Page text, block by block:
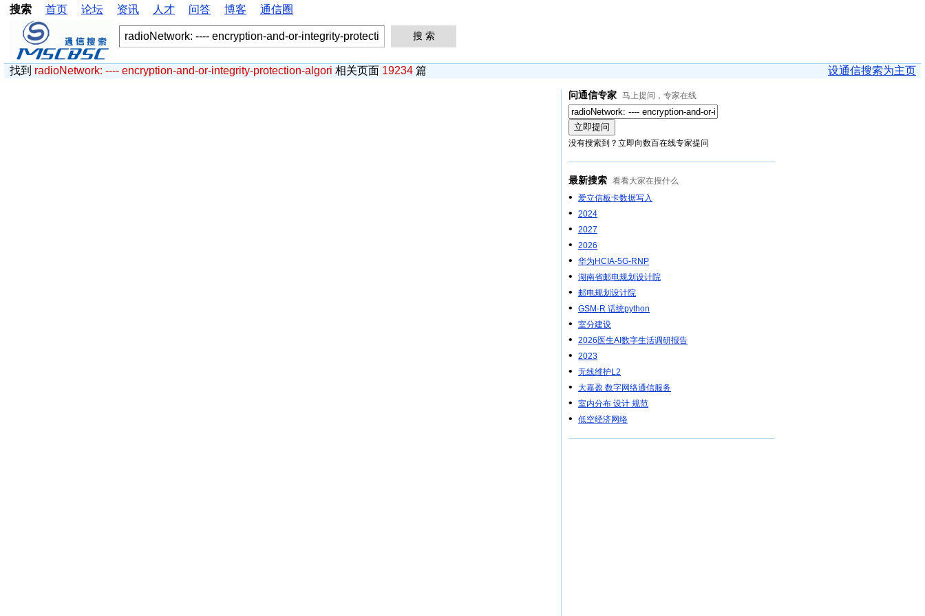
搜索 首页 论坛 资讯 人才 问答 博客 通信圈
找到 radioNetwork: ---- encryption-and-or-integrity-protection-algori 相关页面 19234 篇 设通信搜索为主页
问通信专家 马上提问，专家在线
没有搜索到？立即向数百在线专家提问
最新搜索 看看大家在搜什么
• 爱立信板卡数据写入
• 2024
• 2027
• 2026
• 华为HCIA-5G-RNP
• 湖南省邮电规划设计院
• 邮电规划设计院
• GSM-R 话统python
• 室分建设
• 2026医生AI数字生活调研报告
• 2023
• 无线维护L2
• 大嘉盈 数字网络通信服务
• 室内分布 设计 规范
• 低空经济网络